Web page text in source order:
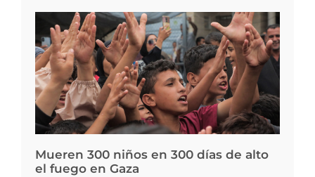
Mueren 300 niños en 300 días de alto
el fuego en Gaza